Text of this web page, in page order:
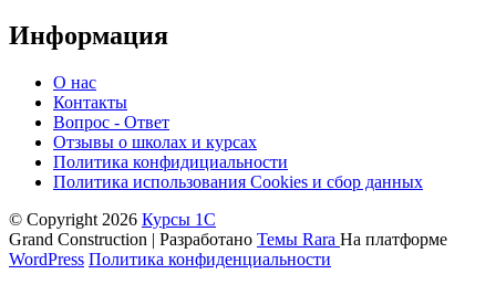
Информация
О нас
Контакты
Вопрос - Ответ
Отзывы о школах и курсах
Политика конфидициальности
Политика использования Cookies и сбор данных
© Copyright 2026 Курсы 1С
Grand Construction | Разработано Темы Rara На платформе
WordPress Политика конфиденциальности